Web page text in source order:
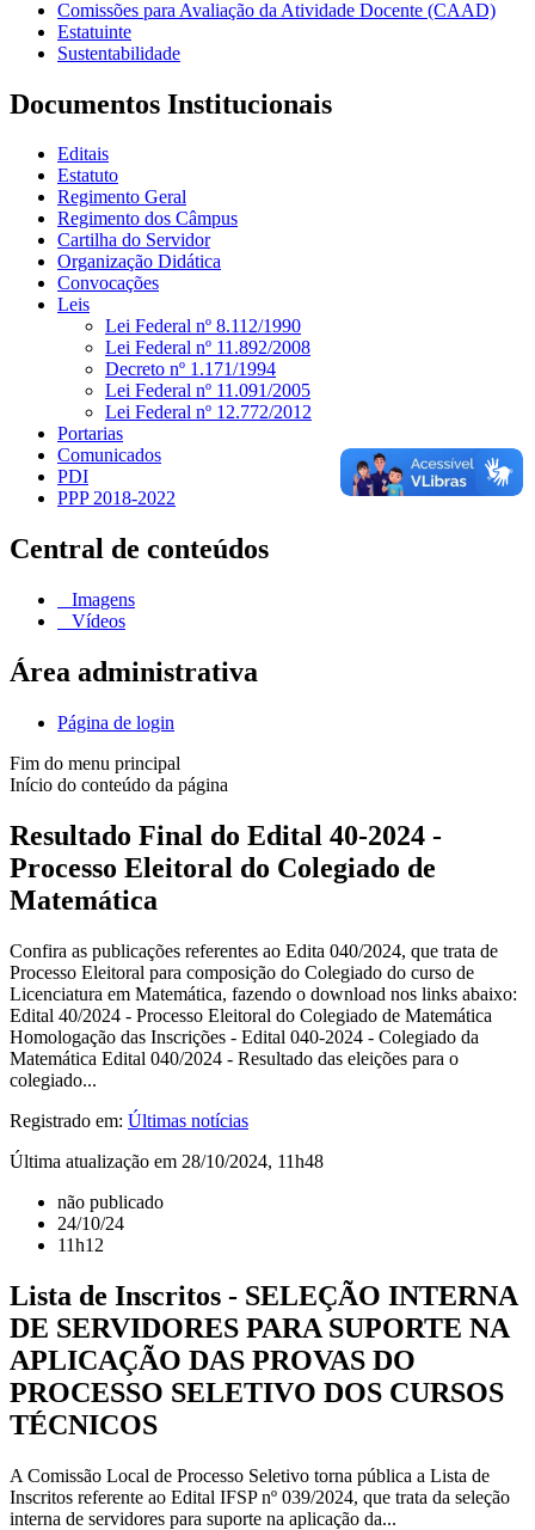
Comissões para Avaliação da Atividade Docente (CAAD)
Estatuinte
Sustentabilidade
Documentos Institucionais
Editais
Estatuto
Regimento Geral
Regimento dos Câmpus
Cartilha do Servidor
Organização Didática
Convocações
Leis
Lei Federal nº 8.112/1990
Lei Federal nº 11.892/2008
Decreto nº 1.171/1994
Lei Federal nº 11.091/2005
Lei Federal nº 12.772/2012
Portarias
Comunicados
PDI
PPP 2018-2022
Central de conteúdos
Imagens
Vídeos
Área administrativa
Página de login
Fim do menu principal
Início do conteúdo da página
Resultado Final do Edital 40-2024 -
Processo Eleitoral do Colegiado de
Matemática
Confira as publicações referentes ao Edita 040/2024, que trata de
Processo Eleitoral para composição do Colegiado do curso de
Licenciatura em Matemática, fazendo o download nos links abaixo:
Edital 40/2024 - Processo Eleitoral do Colegiado de Matemática
Homologação das Inscrições - Edital 040-2024 - Colegiado da
Matemática Edital 040/2024 - Resultado das eleições para o
colegiado...
Registrado em: Últimas notícias
Última atualização em 28/10/2024, 11h48
não publicado
24/10/24
11h12
Lista de Inscritos - SELEÇÃO INTERNA
DE SERVIDORES PARA SUPORTE NA
APLICAÇÃO DAS PROVAS DO
PROCESSO SELETIVO DOS CURSOS
TÉCNICOS
A Comissão Local de Processo Seletivo torna pública a Lista de
Inscritos referente ao Edital IFSP nº 039/2024, que trata da seleção
interna de servidores para suporte na aplicação da...